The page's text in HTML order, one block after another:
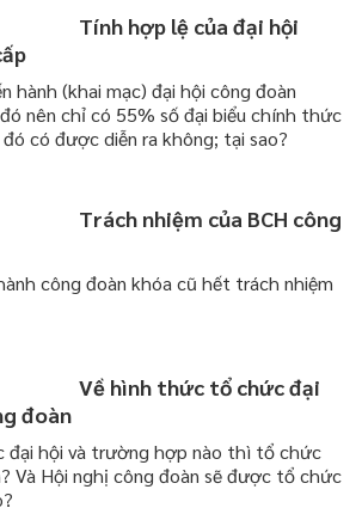
Tính hợp lệ của đại hội
hành (khai mạc) đại hội công đoàn
nên chỉ có 55% số đại biểu chính thức
có được diễn ra không; tại sao?
Trách nhiệm của BCH công
công đoàn khóa cũ hết trách nhiệm
Về hình thức tổ chức đại
đoàn
đại hội và trường hợp nào thì tổ chức
Và Hội nghị công đoàn sẽ được tổ chức